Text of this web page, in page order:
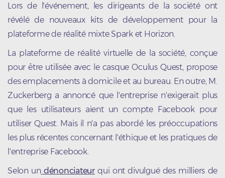
Lors de l'événement, les dirigeants de la société ont
révélé de nouveaux kits de développement pour la
plateforme de réalité mixte Spark et Horizon.
La plateforme de réalité virtuelle de la société, conçue
pour être utilisée avec le casque Oculus Quest, propose
des emplacements à domicile et au bureau. En outre, M.
Zuckerberg a annoncé que l'entreprise n'exigerait plus
que les utilisateurs aient un compte Facebook pour
utiliser Quest. Mais il n'a pas abordé les préoccupations
les plus récentes concernant l'éthique et les pratiques de
l'entreprise Facebook.
Selon undénonciateurqui ont divulgué des milliers de